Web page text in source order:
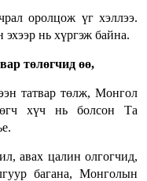
оролцож үг хэллээ.
нь хүргэж байна.
төлөгчид өө,
татвар төлж, Монгол
хүч нь болсон Та
авах цалин олгогчид,
багана, Монголын